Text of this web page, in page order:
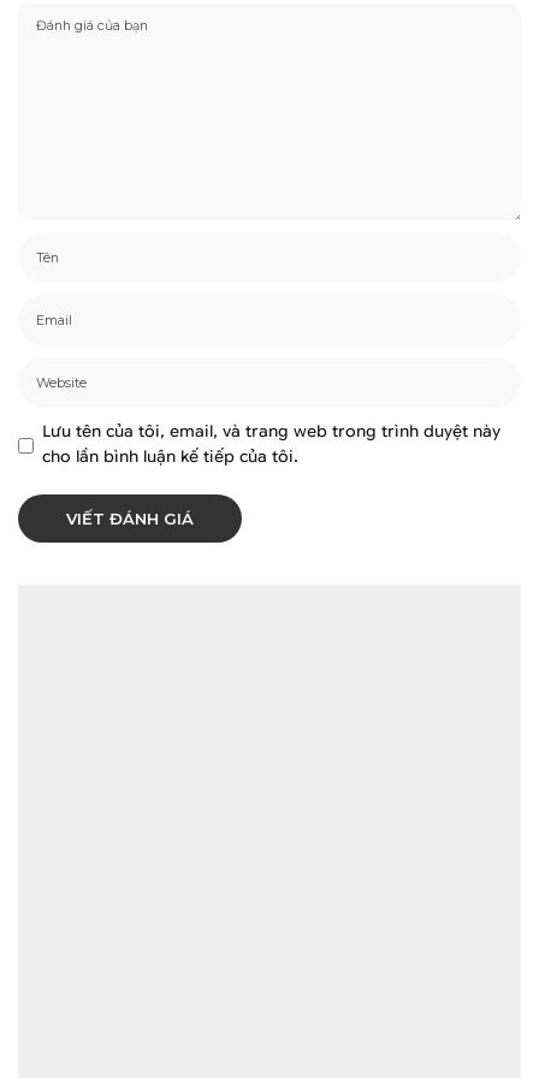
Lưu tên của tôi, email, và trang web trong trình duyệt này
cho lần bình luận kế tiếp của tôi.